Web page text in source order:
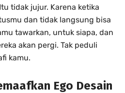
tidak jujur. Karena ketika
dan tidak langsung bisa
tawarkan, untuk siapa, dan
akan pergi. Tak peduli
kamu.
Ego Desain